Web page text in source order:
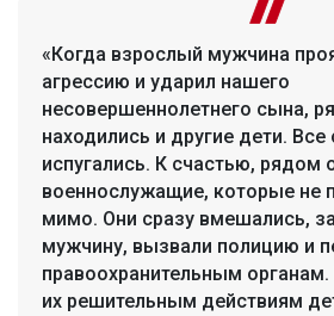
«Когда взрослый мужчина
агрессию и ударил нашего
несовершеннолетнего сына,
находились и другие дети. Все
испугались. К счастью, рядом
военнослужащие, которые не
мимо. Они сразу вмешались,
мужчину, вызвали полицию и
правоохранительным органам.
их решительным действиям